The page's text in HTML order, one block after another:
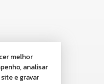
melhor
analisar
e gravar